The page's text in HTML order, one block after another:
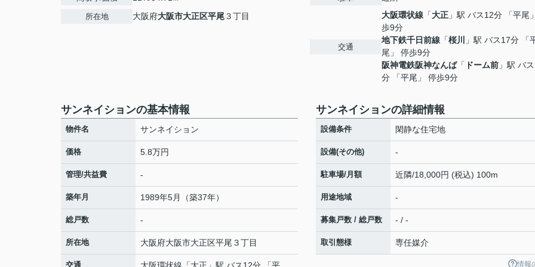
所在地 大阪府大阪市大正区平尾３丁目
交通
大阪環状線 「大正 」駅 バス12分 「平尾
歩9分
地下鉄千日前線 「桜川
」駅 バス17分 「
尾」 停歩9分
阪神電鉄阪神なんば「 ドーム前 」駅 バ
分 「平尾」 停歩9分
サンネイションの基本情報
物件名 サンネイション
価格 5.8万円
管理/共益費 -
築年月 1989年5月（築37年）
総戸数 -
所在地 大阪府大阪市大正区平尾 ３丁目
交通
サンネイションの詳細情報
設備条件 閑静な住宅地
設備(その他) -
駐車場/月額 近隣/18,000円 (税込) 100m
用途地域 -
募集戸数 / 総戸数 - / -
取引態様 専任媒介
情報